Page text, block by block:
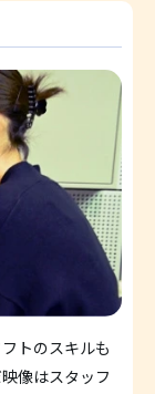
トのスキルも
像はスタッフ